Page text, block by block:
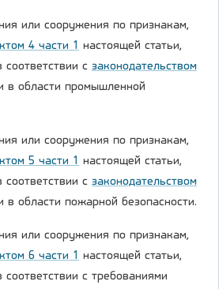
или сооружения по признакам,
4 части 1 настоящей статьи,
с законодательством
в области промышленной
или сооружения по признакам,
5 части 1 настоящей статьи,
с законодательством
в области пожарной безопасности.
или сооружения по признакам,
6 части 1 настоящей статьи,
с требованиями